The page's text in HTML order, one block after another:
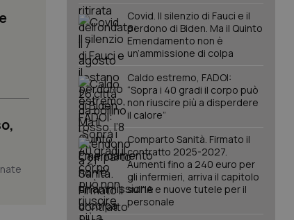
Covid. Il silenzio di Fauci e il
perdono di Biden. Ma il Quinto
Emendamento non è
un’ammissione di colpa
Caldo estremo, FADOI:
“Sopra i 40 gradi il corpo può
non riuscire più a disperdere
il calore”
Comparto Sanità. Firmato il
contratto 2025-2027.
Aumenti fino a 240 euro per
gli infermieri, arriva il capitolo
sull'IA e nuove tutele per il
personale
sulle pagine
le
per la loro
future.
Cookie-